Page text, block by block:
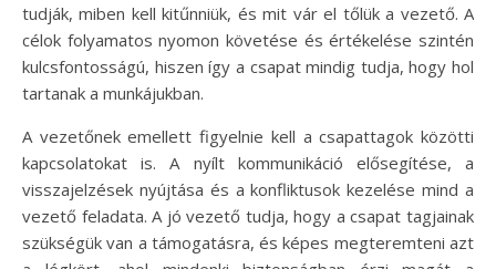
tudják, miben kell kitűnniük, és mit vár el tőlük a vezető. A
célok folyamatos nyomon követése és értékelése szintén
kulcsfontosságú, hiszen így a csapat mindig tudja, hogy hol
tartanak a munkájukban.
A vezetőnek emellett figyelnie kell a csapattagok közötti
kapcsolatokat is. A nyílt kommunikáció elősegítése, a
visszajelzések nyújtása és a konfliktusok kezelése mind a
vezető feladata. A jó vezető tudja, hogy a csapat tagjainak
szükségük van a támogatásra, és képes megteremteni azt